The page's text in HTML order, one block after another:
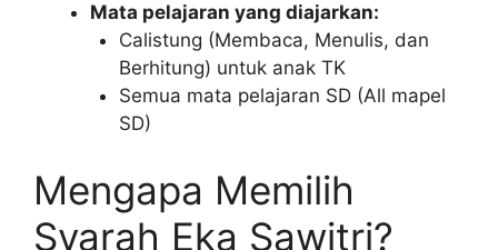
Mata pelajaran yang diajarkan:
Calistung (Membaca, Menulis, dan
Berhitung) untuk anak TK
Semua mata pelajaran SD (All mapel
SD)
Mengapa Memilih
Syarah Eka Sawitri?